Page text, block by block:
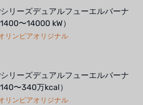
シリーズデュアルフューエルバーナ
〜14000 kW）
リンピアオリジナル
シリーズデュアルフューエルバーナ
〜340万kcal）
リンピアオリジナル